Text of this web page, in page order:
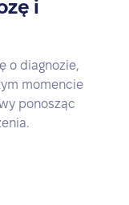
i
o diagnozie,
momencie
ponosząc